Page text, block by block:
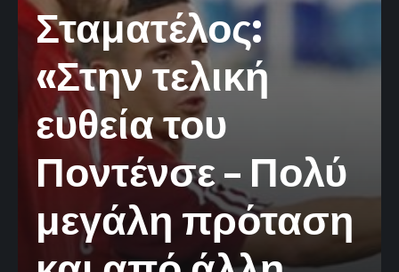
Σταματέλος:
«Στην τελική
ευθεία του
Ποντένσε – Πολύ
μεγάλη πρόταση